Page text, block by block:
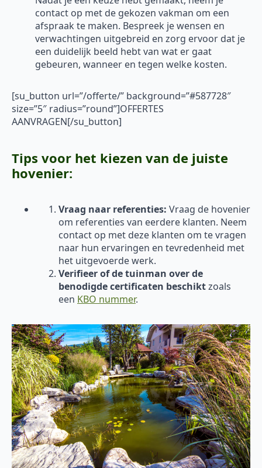
contact op met de gekozen vakman om een
afspraak te maken. Bespreek je wensen en
verwachtingen uitgebreid en zorg ervoor dat je
een duidelijk beeld hebt van wat er gaat
gebeuren, wanneer en tegen welke kosten.
[su_button url=”/offerte/” background=”#587728″
size=”5″ radius=”round”]OFFERTES
AANVRAGEN[/su_button]
Tips voor het kiezen van de juiste
hovenier:
Vraag naar referenties: Vraag de hovenier
om referenties van eerdere klanten. Neem
contact op met deze klanten om te vragen
naar hun ervaringen en tevredenheid met
het uitgevoerde werk.
Verifieer of de tuinman over de
benodigde certificaten beschiktzoals
een KBO nummer.